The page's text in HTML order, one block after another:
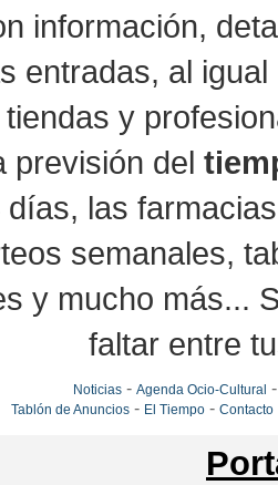
información,
entradas, al
y
previsión del
días, las
semanales,
y mucho más...
faltar entre
Noticias -Agenda Ocio-Cultural
Tablón de Anuncios - El Tiempo -Contacto